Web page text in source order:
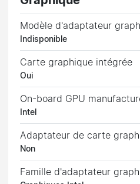
Modèle d'adaptateur
Indisponible
Carte graphique intégrée
Oui
On-board GPU
Intel
Adaptateur de carte
Non
Famille d'adaptateur